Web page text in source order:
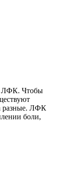
ЛФК. Чтобы
разные. ЛФК
боли,